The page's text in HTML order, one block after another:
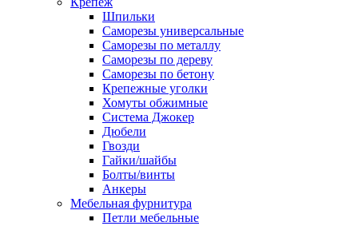
Шпильки
Саморезы универсальные
Саморезы по металлу
Саморезы по дереву
Саморезы по бетону
Крепежные уголки
Хомуты обжимные
Система Джокер
Дюбели
Гвозди
Гайки/шайбы
Болты/винты
Анкеры
Мебельная фурнитура
Петли мебельные